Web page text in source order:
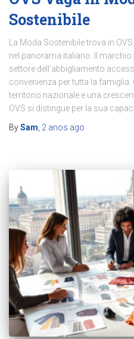
Sostenibile
La Moda Sostenibile trova in
nel panorama italiano. Il marchio
settore dell’abbigliamento
convenienza per tutta la famiglia.
territorio nazionale e una
OVS si distingue per la sua
BySam, 2 anos ago